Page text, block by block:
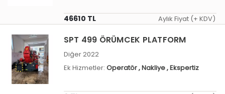
46610 TL Aylık Fiyat (+ KDV)
SPT 499 ÖRÜMCEK PLATFORM
Diğer 2022
Ek Hizmetler: Operatör, Nakliye, Ekspertiz